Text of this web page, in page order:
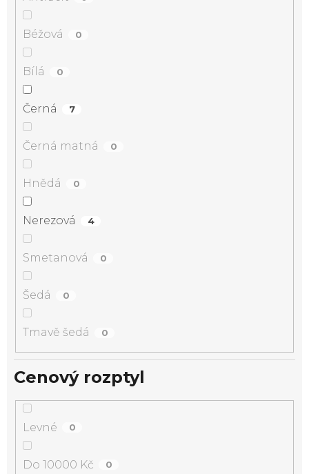
Béžová 0
Bílá 0
Černá 7
Černá matná 0
Hnědá 0
Nerezová 4
Smetanová 0
Šedá 0
Tmavě šedá 0
Cenový rozptyl
Levné 0
Do 10000 Kč 0